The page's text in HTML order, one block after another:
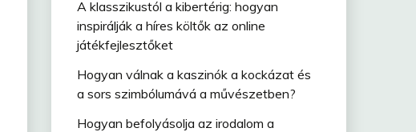
A klasszikustól a kibertérig: hogyan
inspirálják a híres költők az online
játékfejlesztőket
Hogyan válnak a kaszinók a kockázat és
a sors szimbólumává a művészetben?
Hogyan befolyásolja az irodalom a